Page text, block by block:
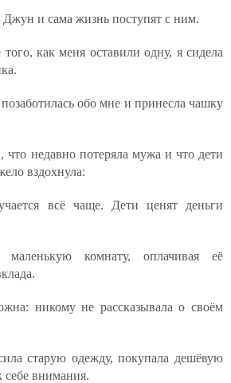
Джун и сама жизнь поступят с ним.
как меня оставили одну, я сидела
обо мне и принесла чашку
что недавно потеряла мужа и что дети
вздохнула:
всё чаще. Дети ценят деньги
комнату, оплачивая её
никому не рассказывала о своём
старую одежду, покупала дешёвую
себе внимания.